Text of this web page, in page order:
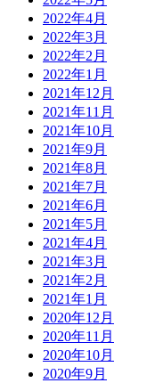
2022年4月
2022年3月
2022年2月
2022年1月
2021年12月
2021年11月
2021年10月
2021年9月
2021年8月
2021年7月
2021年6月
2021年5月
2021年4月
2021年3月
2021年2月
2021年1月
2020年12月
2020年11月
2020年10月
2020年9月